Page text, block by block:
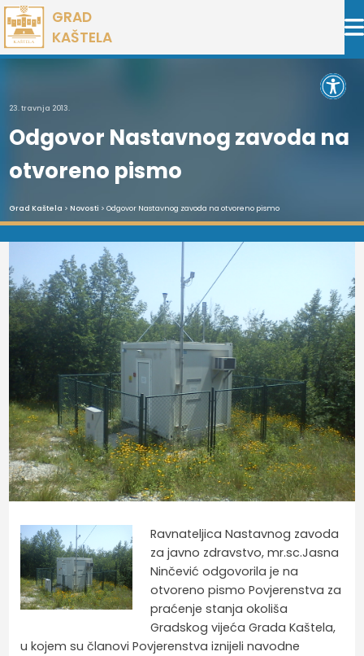
Preskoči
na
sadržaj
GRAD
KAŠTELA
23. travnja 2013.
Odgovor Nastavnog zavoda na
otvoreno pismo
Grad Kaštela > Novosti > Odgovor Nastavnog zavoda na otvoreno pismo
Ravnateljica Nastavnog zavoda
za javno zdravstvo, mr.sc.Jasna
Ninčević odgovorila je na
otvoreno pismo Povjerenstva za
praćenje stanja okoliša
Gradskog vijeća Grada Kaštela,
u kojem su članovi Povjerenstva iznijeli navodne